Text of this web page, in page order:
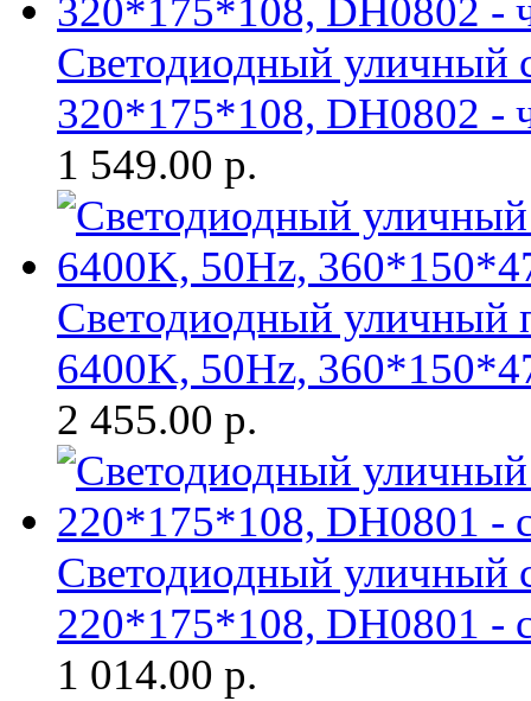
Светодиодный уличный
320*175*108, DH0802 -
1 549.00 р.
Светодиодный уличный
6400K, 50Hz,
2 455.00 р.
Светодиодный уличный
220*175*108, DH0801 -
1 014.00 р.